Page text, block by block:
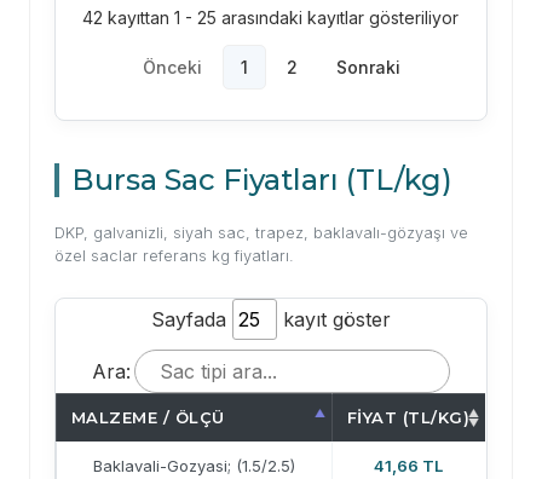
42 kayıttan 1 - 25 arasındaki kayıtlar gösteriliyor
Önceki 1 2 Sonraki
Bursa Sac Fiyatları (TL/kg)
DKP, galvanizli, siyah sac, trapez, baklavalı-gözyaşı ve
özel saclar referans kg fiyatları.
Sayfada kayıt göster
Ara:
MALZEME / ÖLÇÜ FIYAT (TL/KG)
Baklavali-Gozyasi; (1.5/2.5) 41,66 TL